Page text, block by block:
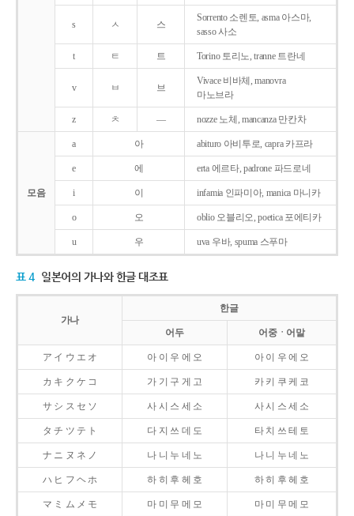
s ㅅ 스
Sorrento 소렌토, asma 아스마,
sasso 사소
t ㅌ 트 Torino 토리노, tranne 트란네
v ㅂ 브
Vivace 비바체, manovra
마노브라
z ㅊ ― nozze 노체, mancanza 만칸차
모음
a 아 abituro 아비투로, capra 카프라
e 에 erta 에르타, padrone 파드로네
i 이 infamia 인파미아, manica 마니카
o 오 oblio 오블리오, poetica 포에티카
u 우 uva 우바, spuma 스푸마
표 4 일본어의 가나와 한글 대조표
가나
한글
어두 어중ㆍ어말
ア イ ウ エ オ 아 이 우 에 오 아 이 우 에 오
カ キ ク ケ コ 가 기 구 게 고 카 키 쿠 케 코
サ シ ス セ ソ 사 시 스 세 소 사 시 스 세 소
タ チ ツ テ ト 다 지 쓰 데 도 타 치 쓰 테 토
ナ ニ ヌ ネ ノ 나 니 누 네 노 나 니 누 네 노
ハ ヒ フ ヘ ホ 하 히 후 헤 호 하 히 후 헤 호
マ ミ ム メ モ 마 미 무 메 모 마 미 무 메 모